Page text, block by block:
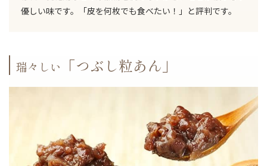
優しい味です。「皮を何枚でも食べたい！」と評判です。
瑞々しい 「つぶし粒あん」